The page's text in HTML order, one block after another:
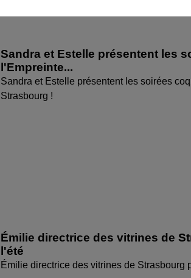
Sandra et Estelle présentent les
l'Empreinte...
Sandra et Estelle présentent les soirées
Strasbourg !
Émilie directrice des vitrines de
l'été
Émilie directrice des vitrines de Strasbourg